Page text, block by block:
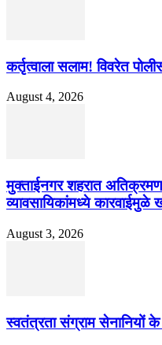
कर्तृत्वाला सलाम! विवरेत
August 4, 2026
मुक्ताईनगर शहरात
व्यावसायिकांमध्ये
August 3, 2026
स्वतंत्रता संग्राम सेनानियों